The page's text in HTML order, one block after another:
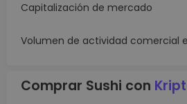
Capitalización de mercado
Volumen de actividad comercial
Comprar Sushi con